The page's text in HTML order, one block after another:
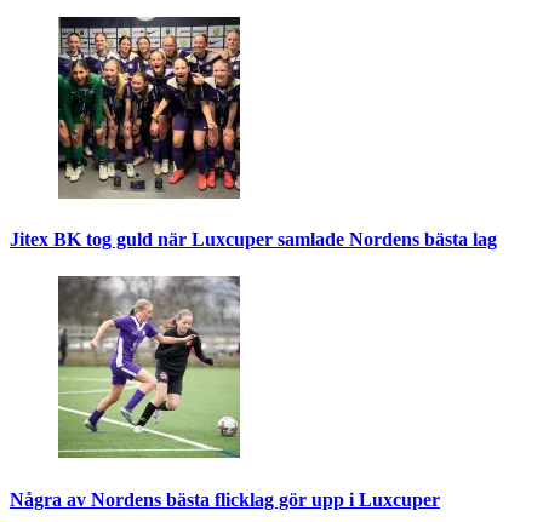
Jitex BK tog guld när Luxcuper samlade Nordens bästa lag
Några av Nordens bästa flicklag gör upp i Luxcuper